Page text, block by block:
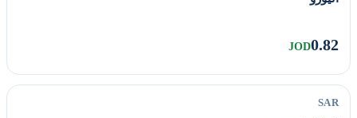
0.82
JOD
SAR